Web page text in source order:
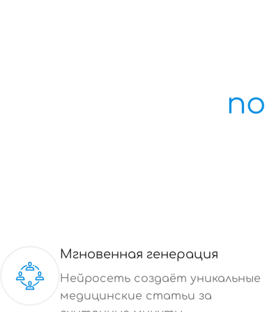
Мгновенная генерация
Нейросеть создаёт уникальные
медицинские статьи за